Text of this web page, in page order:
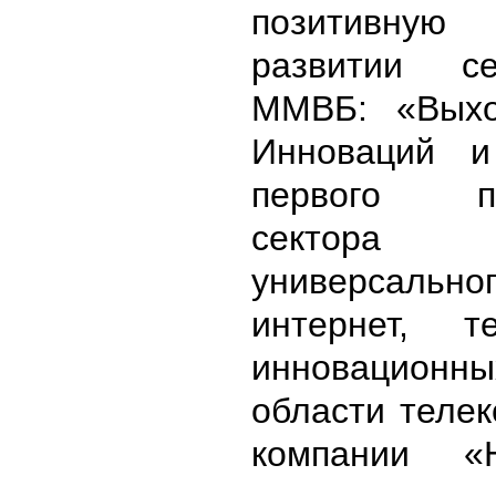
развитии
ММВБ:
Инноваций
первого
интернет,
области
компании